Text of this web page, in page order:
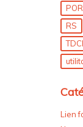
RS
TDCI
Lien